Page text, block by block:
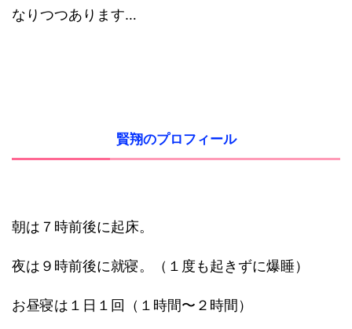
なりつつあります…
賢翔のプロフィール
朝は７時前後に起床。
夜は９時前後に就寝。（１度も起きずに爆睡）
お昼寝は１日１回（１時間〜２時間）